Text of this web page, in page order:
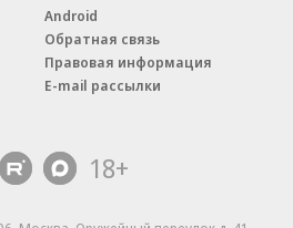
Android
Обратная связь
Правовая информация
E-mail рассылки
18+